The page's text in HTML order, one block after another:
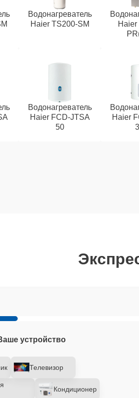
Водонагреватель
Haier TS200-SM
Haier
Водонагреватель
Haier FCD-JTSA
50
Haier
устройство
Телевизор
Кондиционер